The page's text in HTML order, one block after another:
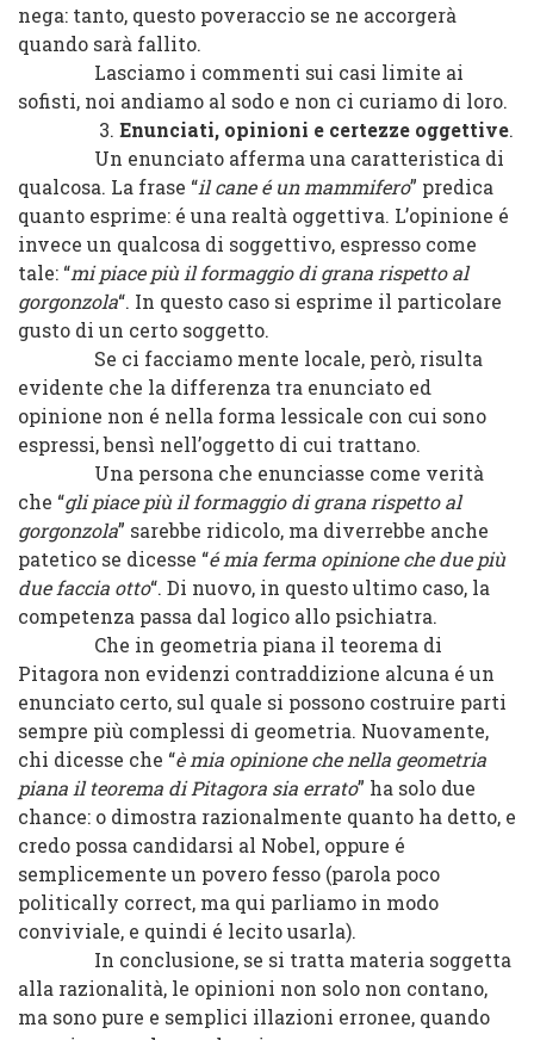
nega: tanto, questo poveraccio se ne accorgerà
quando sarà fallito.
Lasciamo i commenti sui casi limite ai
sofisti, noi andiamo al sodo e non ci curiamo di loro.
3. Enunciati, opinioni e certezze oggettive.
Un enunciato afferma una caratteristica di
qualcosa. La frase “il cane é un mammifero” predica
quanto esprime: é una realtà oggettiva. L’opinione é
invece un qualcosa di soggettivo, espresso come
tale: “mi piace più il formaggio di grana rispetto al
gorgonzola“. In questo caso si esprime il particolare
gusto di un certo soggetto.
Se ci facciamo mente locale, però, risulta
evidente che la differenza tra enunciato ed
opinione non é nella forma lessicale con cui sono
espressi, bensì nell’oggetto di cui trattano.
Una persona che enunciasse come verità
che “gli piace più il formaggio di grana rispetto al
gorgonzola” sarebbe ridicolo, ma diverrebbe anche
patetico se dicesse “é mia ferma opinione che due più
due faccia otto“. Di nuovo, in questo ultimo caso, la
competenza passa dal logico allo psichiatra.
Che in geometria piana il teorema di
Pitagora non evidenzi contraddizione alcuna é un
enunciato certo, sul quale si possono costruire parti
sempre più complessi di geometria. Nuovamente,
chi dicesse che “è mia opinione che nella geometria
piana il teorema di Pitagora sia errato” ha solo due
chance: o dimostra razionalmente quanto ha detto, e
credo possa candidarsi al Nobel, oppure é
semplicemente un povero fesso (parola poco
politically correct, ma qui parliamo in modo
conviviale, e quindi é lecito usarla).
In conclusione, se si tratta materia soggetta
alla razionalità, le opinioni non solo non contano,
ma sono pure e semplici illazioni erronee, quando